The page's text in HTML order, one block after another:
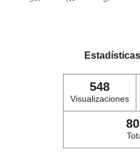
548
Visualizaciones